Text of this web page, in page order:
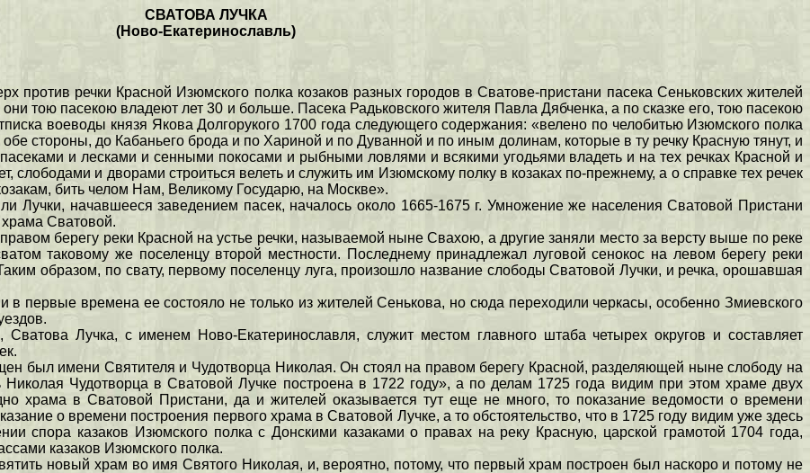
СВАТОВА ЛУЧКА
(Ново-Екатеринославль)
против речки Красной Изюмского полка козаков разных городов в Сватове-пристани пасека Сеньковских жителей
тою пасекою владеют лет 30 и больше. Пасека Радьковского жителя Павла Дябченка, а по сказке его, тою пасекою
воеводы князя Якова Долгорукого 1700 года следующего содержания: «велено по челобитью Изюмского полка
стороны, до Кабаньего брода и по Хариной и по Дуванной и по иным долинам, которые в ту речку Красную тянут, и
и лесками и сенными покосами и рыбными ловлями и всякими угодьями владеть и на тех речках Красной и
слободами и дворами строиться велеть и служить им Изюмскому полку в козаках по-прежнему, а о справке тех речек
бить челом Нам, Великому Государю, на Москве».
Лучки, начавшееся заведением пасек, началось около 1665-1675 г. Умножение же населения Сватовой Пристани
храма Сватовой.
берегу реки Красной на устье речки, называемой ныне Свахою, а другие заняли место за версту выше по реке
таковому же поселенцу второй местности. Последнему принадлежал луговой сенокос на левом берегу реки
образом, по свату, первому поселенцу луга, произошло название слободы Сватовой Лучки, и речка, орошавшая
первые времена ее состояло не только из жителей Сенькова, но сюда переходили черкасы, особенно Змиевского
Лучка, с именем Ново-Екатеринославля, служит местом главного штаба четырех округов и составляет
был имени Святителя и Чудотворца Николая. Он стоял на правом берегу Красной, разделяющей ныне слободу на
Николая Чудотворца в Сватовой Лучке построена в 1722 году», а по делам 1725 года видим при этом храме двух
храма в Сватовой Пристани, да и жителей оказывается тут еще не много, то показание ведомости о времени
о времени построения первого храма в Сватовой Лучке, а то обстоятельство, что в 1725 году видим уже здесь
спора казаков Изюмского полка с Донскими казаками о правах на реку Красную, царской грамотой 1704 года,
казаков Изюмского полка.
новый храм во имя Святого Николая, и, вероятно, потому, что первый храм построен был наскоро и потому не